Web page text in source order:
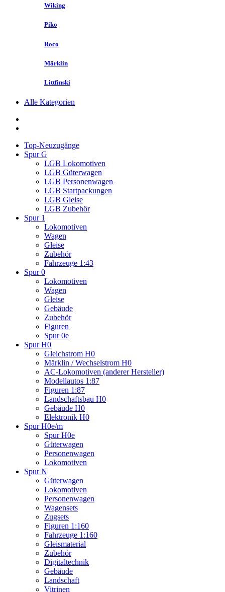
Wiking
Piko
Roco
Märklin
Littfinski
Alle Kategorien
Top-Neuzugänge
Spur G
LGB Lokomotiven
LGB Güterwagen
LGB Personenwagen
LGB Startpackungen
LGB Gleise
LGB Zubehör
Spur 1
Lokomotiven
Wagen
Gleise
Zubehör
Fahrzeuge 1:43
Spur 0
Lokomotiven
Wagen
Gleise
Gebäude
Zubehör
Figuren
Spur 0e
Spur H0
Gleichstrom H0
Märklin / Wechselstrom H0
AC-Lokomotiven (anderer Hersteller)
Modellautos 1:87
Figuren 1:87
Landschaftsbau H0
Gebäude H0
Elektronik H0
Spur H0e/m
Spur H0e
Güterwagen
Personenwagen
Lokomotiven
Spur N
Güterwagen
Lokomotiven
Personenwagen
Wagensets
Zugsets
Figuren 1:160
Fahrzeuge 1:160
Gleismaterial
Zubehör
Digitaltechnik
Gebäude
Landschaft
Vitrinen